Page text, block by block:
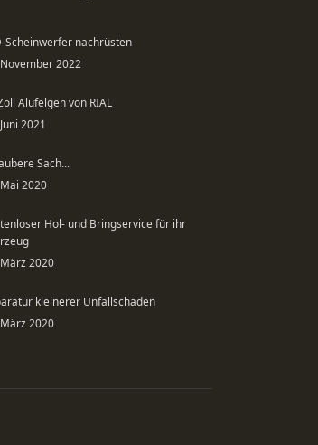
Scheinwerfer nachrüsten
2022
Alufelgen von RIAL
2021
Sach...
2020
Hol- und Bringservice für ihr
2020
kleinerer Unfallschäden
2020